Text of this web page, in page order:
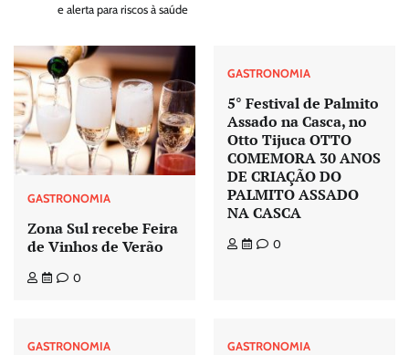
e alerta para riscos à saúde
GASTRONOMIA
Zona Sul recebe Feira
de Vinhos de Verão
0
GASTRONOMIA
5° Festival de Palmito
Assado na Casca, no
Otto Tijuca OTTO
COMEMORA 30 ANOS
DE CRIAÇÃO DO
PALMITO ASSADO
NA CASCA
0
GASTRONOMIA GASTRONOMIA